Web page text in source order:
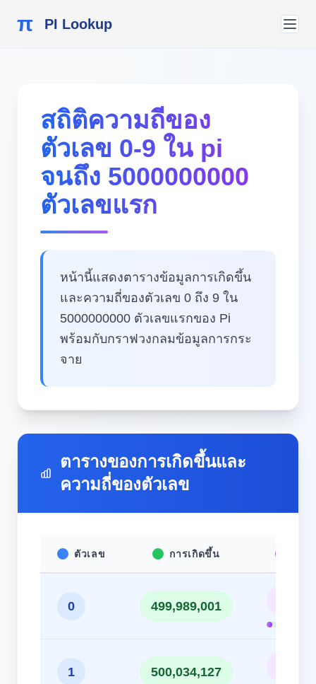
π PI Lookup
สถิติความถี่ของ
ตัวเลข 0-9 ใน pi
จนถึง 5000000000
ตัวเลขแรก
หน้านี้แสดงตารางข้อมูลการเกิดขึ้น
และความถี่ของตัวเลข 0 ถึง 9 ใน
5000000000 ตัวเลขแรกของ Pi
พร้อมกับกราฟวงกลมข้อมูลการกระ
จาย
ตารางของการเกิดขึ้นและ
ความถี่ของตัวเลข
ตัวเลข การเกิดขึ้น
0 499,989,001
1 500,034,127